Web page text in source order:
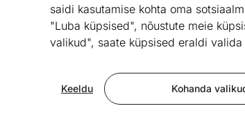
saidi kasutamise kohta oma
"Luba küpsised", nõustute meie
valikud", saate küpsised eraldi
Kohanda
Keeldu